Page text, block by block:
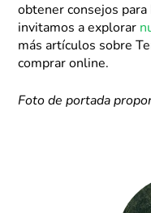
obtener consejos
invitamos a explorar
más artículos sobre
comprar online.
Foto de portada